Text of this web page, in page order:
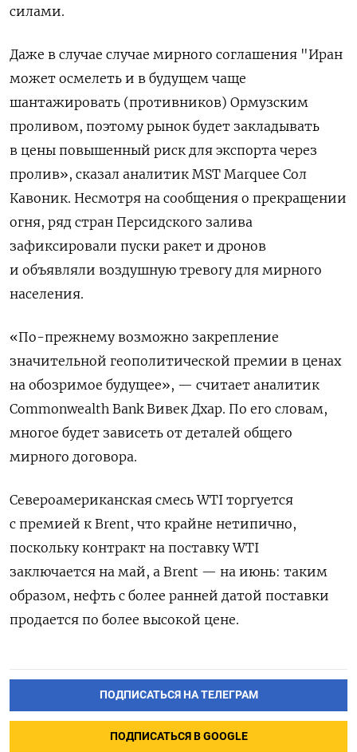
силами.
Даже в случае ‌случае мирного соглашения "Иран
может осмелеть и в будущем чаще
шантажировать (противников) Ормузским ​
проливом, поэтому рынок будет закладывать
в цены повышенный риск для экспорта через
‌пролив», сказал аналитик MST Marquee Сол
Кавоник. Несмотря на сообщения о прекращении
огня, ряд стран Персидского залива
зафиксировали пуски ракет и дронов
и объявляли воздушную тревогу для мирного
населения.
«По-прежнему возможно закрепление
значительной геополитической премии в ценах
на обозримое будущее», — считает аналитик
Commonwealth Bank Вивек Дхар. По его ​словам,
многое будет зависеть ⁠от деталей общего
мирного договора.
Североамериканская смесь WTI торгуется
с премией к Brent, что крайне нетипично,
‌поскольку контракт на поставку WTI
заключается на май, а Brent — ‌на июнь: таким
образом, нефть с более ранней датой поставки
продается по ​более высокой цене.
ПОДПИСАТЬСЯ НА ТЕЛЕГРАМ
ПОДПИСАТЬСЯ В GOOGLE